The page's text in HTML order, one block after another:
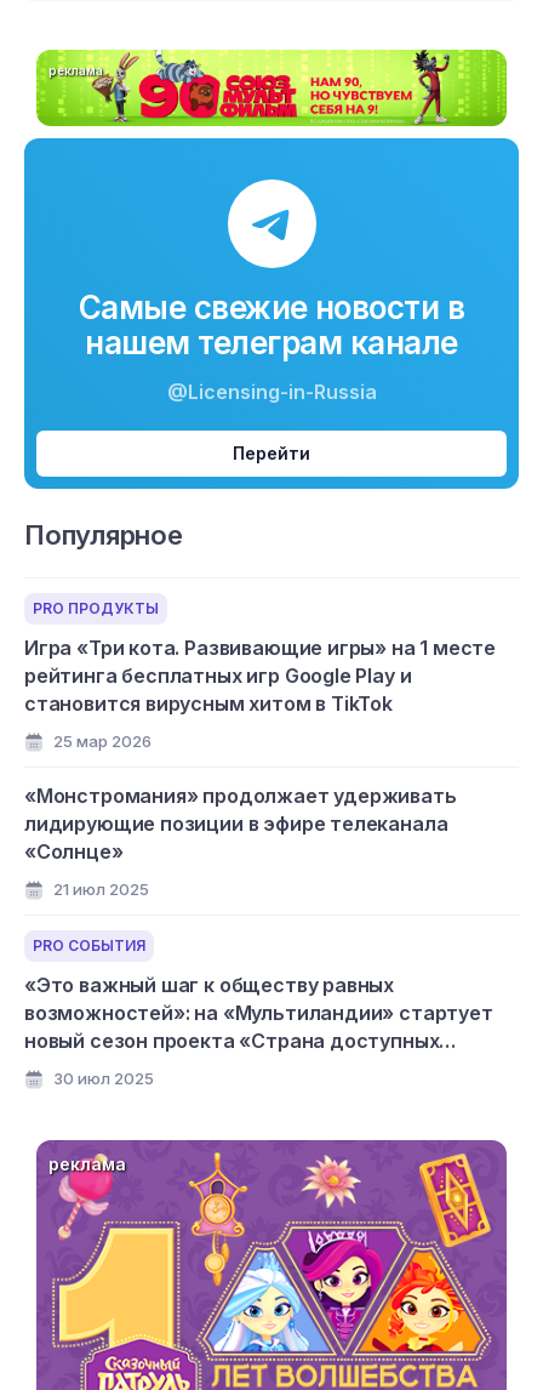
реклама
Самые свежие новости в
нашем телеграм канале
@Licensing-in-Russia
Перейти
Популярное
PRO ПРОДУКТЫ
Игра «Три кота. Развивающие игры» на 1 месте
рейтинга бесплатных игр Google Play и
становится вирусным хитом в TikTok
25 мар 2026
«Монстромания» продолжает удерживать
лидирующие позиции в эфире телеканала
«Солнце»
21 июл 2025
PRO СОБЫТИЯ
«Это важный шаг к обществу равных
возможностей»: на «Мультиландии» стартует
новый сезон проекта «Страна доступных
мультфильмов»
30 июл 2025
реклама